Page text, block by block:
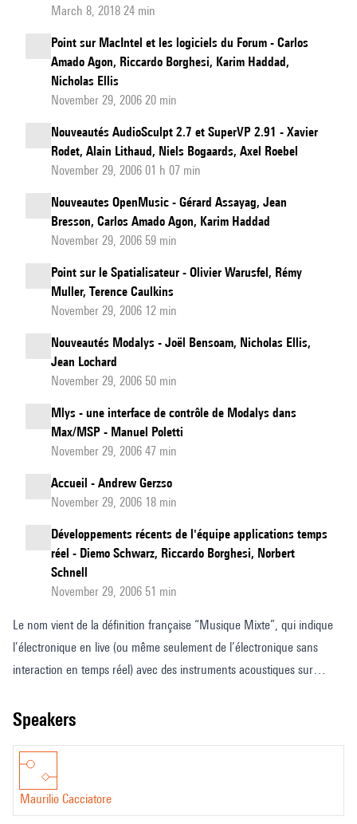
March 8, 2018 24 min
Point sur MacIntel et les logiciels du Forum - Carlos
Amado Agon, Riccardo Borghesi, Karim Haddad,
Nicholas Ellis
November 29, 2006 20 min
Nouveautés AudioSculpt 2.7 et SuperVP 2.91 - Xavier
Rodet, Alain Lithaud, Niels Bogaards, Axel Roebel
November 29, 2006 01 h 07 min
Nouveautes OpenMusic - Gérard Assayag, Jean
Bresson, Carlos Amado Agon, Karim Haddad
November 29, 2006 59 min
Point sur le Spatialisateur - Olivier Warusfel, Rémy
Muller, Terence Caulkins
November 29, 2006 12 min
Nouveautés Modalys - Joël Bensoam, Nicholas Ellis,
Jean Lochard
November 29, 2006 50 min
Mlys - une interface de contrôle de Modalys dans
Max/MSP - Manuel Poletti
November 29, 2006 47 min
Accueil - Andrew Gerzso
November 29, 2006 18 min
Développements récents de l'équipe applications temps
réel - Diemo Schwarz, Riccardo Borghesi, Norbert
Schnell
November 29, 2006 51 min
Le nom vient de la définition française “Musique Mixte”, qui indique
l’électronique en live (ou même seulement de l’électronique sans
interaction en temps réel) avec des instruments acoustiques sur
l’emploi mais toutes leurs parties sont ouvertes, donc les utilisateurs
leur projet. MMixte s’adresse à des utilisateurs de niveau
intermédiaire ou avancé de Max; les programmeurs les moins
expérimentés peuvent s’entraîner sur la façon d’organiser ce qu’on
speakers
Maurilio Cacciatore